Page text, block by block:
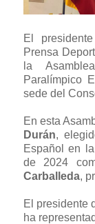
El
Prensa
la
Paralímpico
sede del
En esta
Durán,
Español en
de 2024
Carballeda,
El presidente
ha